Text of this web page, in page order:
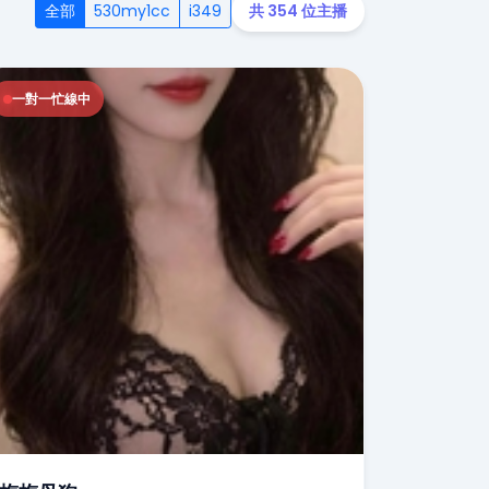
全部 530my1cc i349 共 354 位主播
一對一忙線中